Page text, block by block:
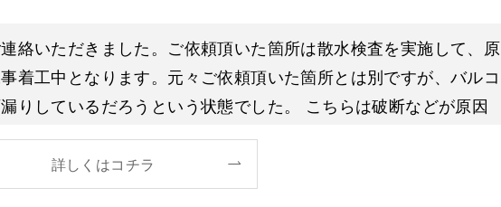
絡いただきました。ご依頼頂いた箇所は散水検査を実施して、原
着工中となります。元々ご依頼頂いた箇所とは別ですが、バルコ
りしているだろうという状態でした。 こちらは破断などが原因
詳しくはコチラ